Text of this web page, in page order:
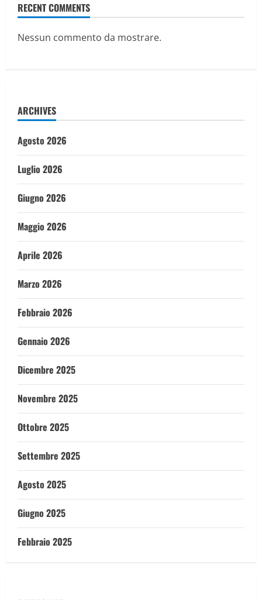
RECENT COMMENTS
Nessun commento da mostrare.
ARCHIVES
Agosto 2026
Luglio 2026
Giugno 2026
Maggio 2026
Aprile 2026
Marzo 2026
Febbraio 2026
Gennaio 2026
Dicembre 2025
Novembre 2025
Ottobre 2025
Settembre 2025
Agosto 2025
Giugno 2025
Febbraio 2025